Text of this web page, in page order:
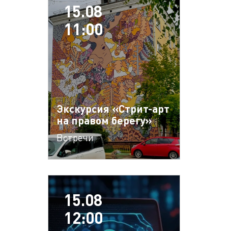
15.08
11:00
Экскурсия «Стрит-арт
на правом берегу»
Встречи
15.08
12:00